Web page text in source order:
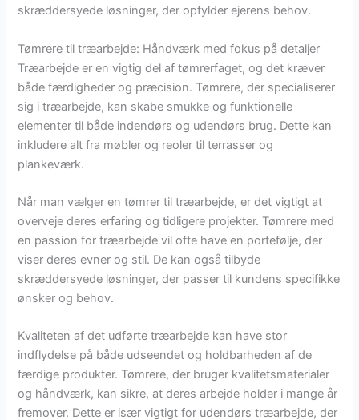
skræddersyede løsninger, der opfylder ejerens behov.
Tømrere til træarbejde: Håndværk med fokus på detaljer
Træarbejde er en vigtig del af tømrerfaget, og det kræver
både færdigheder og præcision. Tømrere, der specialiserer
sig i træarbejde, kan skabe smukke og funktionelle
elementer til både indendørs og udendørs brug. Dette kan
inkludere alt fra møbler og reoler til terrasser og
plankeværk.
Når man vælger en tømrer til træarbejde, er det vigtigt at
overveje deres erfaring og tidligere projekter. Tømrere med
en passion for træarbejde vil ofte have en portefølje, der
viser deres evner og stil. De kan også tilbyde
skræddersyede løsninger, der passer til kundens specifikke
ønsker og behov.
Kvaliteten af det udførte træarbejde kan have stor
indflydelse på både udseendet og holdbarheden af de
færdige produkter. Tømrere, der bruger kvalitetsmaterialer
og håndværk, kan sikre, at deres arbejde holder i mange år
fremover. Dette er især vigtigt for udendørs træarbejde, der